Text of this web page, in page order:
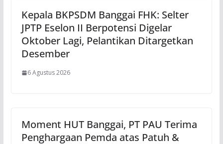
Kepala BKPSDM Banggai FHK: Selter
JPTP Eselon II Berpotensi Digelar
Oktober Lagi, Pelantikan Ditargetkan
Desember
6 Agustus 2026
Moment HUT Banggai, PT PAU Terima
Penghargaan Pemda atas Patuh &